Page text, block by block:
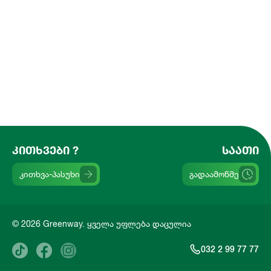
ᲙᲘᲗᲮᲕᲔᲑᲘ ?
კითხვა-პასუხი
ᲡᲐᲐᲗᲘ
გადაამოწმე
© 2026 Greenway. ყველა უფლება დაცულია
032 2 99 77 77